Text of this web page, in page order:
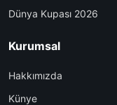
Dünya Kupası 2026
Kurumsal
Hakkımızda
Künye